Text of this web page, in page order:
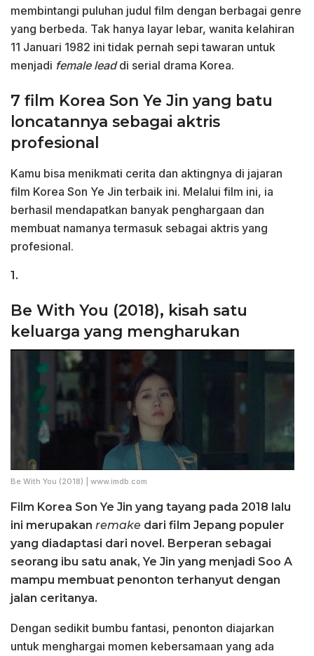
membintangi puluhan judul film dengan berbagai genre
yang berbeda. Tak hanya layar lebar, wanita kelahiran
11 Januari 1982 ini tidak pernah sepi tawaran untuk
menjadi female leaddi serial drama Korea.
7 film Korea Son Ye Jin yang batu
loncatannya sebagai aktris
profesional
Kamu bisa menikmati cerita dan aktingnya di jajaran
film Korea Son Ye Jin terbaik ini. Melalui film ini, ia
berhasil mendapatkan banyak penghargaan dan
membuat namanya termasuk sebagai aktris yang
profesional.
1.
Be With You (2018), kisah satu
keluarga yang mengharukan
Be With You (2018) | www.imdb.com
Film Korea Son Ye Jin yang tayang pada 2018 lalu
ini merupakan remake dari film Jepang populer
yang diadaptasi dari novel. Berperan sebagai
seorang ibu satu anak, Ye Jin yang menjadi Soo A
mampu membuat penonton terhanyut dengan
jalan ceritanya.
Dengan sedikit bumbu fantasi, penonton diajarkan
untuk menghargai momen kebersamaan yang ada